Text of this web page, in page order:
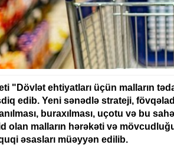
"Dövlət ehtiyatları üçün malların
edib. Yeni sənədlə strateji,
buraxılması, uçotu və bu
olan malların hərəkəti və
əsasları müəyyən edilib.